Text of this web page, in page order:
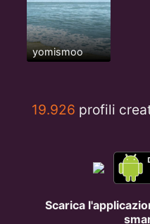
yomismoo
19.926 profili
Scarica